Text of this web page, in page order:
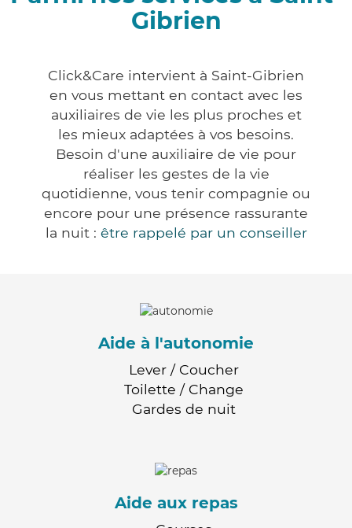
Gibrien
Click&Care intervient à Saint-Gibrien
en vous mettant en contact avec les
auxiliaires de vie les plus proches et
les mieux adaptées à vos besoins.
Besoin d'une auxiliaire de vie pour
réaliser les gestes de la vie
quotidienne, vous tenir compagnie ou
encore pour une présence rassurante
la nuit : être rappelé par un conseiller
Aide à l'autonomie
Lever / Coucher
Toilette / Change
Gardes de nuit
Aide aux repas